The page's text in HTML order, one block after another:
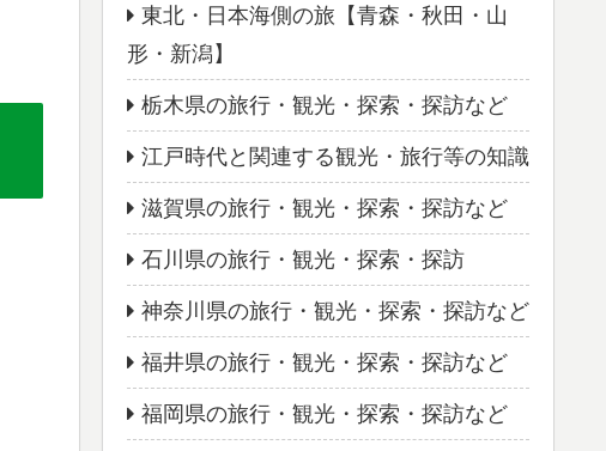
東北・日本海側の旅【青森・秋田・山
形・新潟】
栃木県の旅行・観光・探索・探訪など
江戸時代と関連する観光・旅行等の知識
滋賀県の旅行・観光・探索・探訪など
石川県の旅行・観光・探索・探訪
神奈川県の旅行・観光・探索・探訪など
福井県の旅行・観光・探索・探訪など
福岡県の旅行・観光・探索・探訪など